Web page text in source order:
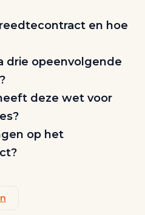
en hoe
drie opeenvolgende
deze wet voor
op het